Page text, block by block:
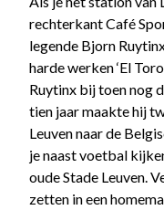
rechterkant Café
legende Bjorn
harde werken ‘El
Ruytinx bij toen nog
tien jaar maakte hij
Leuven naar de
je naast voetbal
oude Stade Leuven.
zetten in een